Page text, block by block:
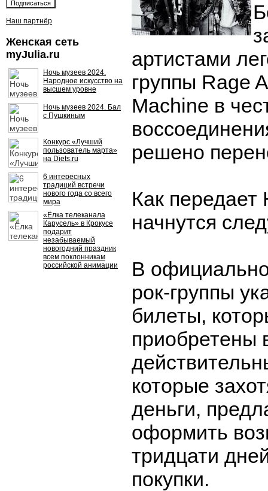
Наш партнёр
Женская сеть
myJulia.ru
Ночь музеев 2024.
Народное искусство на
высшем уровне
Ночь музеев 2024. Бал
с Пушкиным
Конкурс «Лучший
пользователь марта»
на Diets.ru
6 интересных
традиций встречи
нового года со всего
мира
«Ёлка телеканала
Карусель» в Крокусе
подарит
незабываемый
новогодний праздник
всем поклонникам
российской анимации
артистами
группы Rage
Machine в
решено
Как
начнутся
В
рок-группы
билеты,
приобретены
которые
деньги,
оформить
тридцати
покупки.